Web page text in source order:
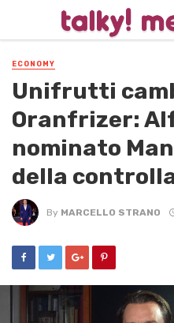
ECONOMY
Unifrutti
Oranfrizer:
nominato
della
By MARCELLO STRANO